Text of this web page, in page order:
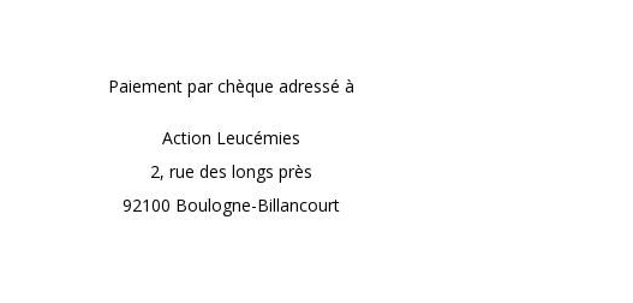
Paiement par chèque adressé à
Action Leucémies
2, rue des longs près
92100 Boulogne-Billancourt